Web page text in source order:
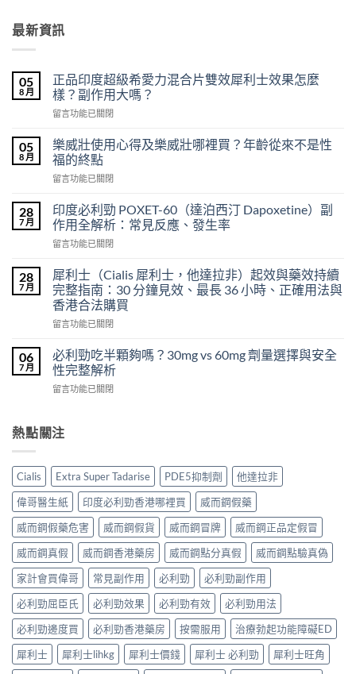
最新資訊
05
8 月
正品印度超級希愛力混合片雙效犀利士效果怎麼
樣？副作用大嗎？
在
品
印
度
超
希
愛
力
混
片
雙
效
犀
利
效
果
怎
麼
作
嗎？〉
中
留言功能已關閉
05
8 月
樂威壯使用心得及樂威壯哪裡買？年齡從來不是性
福的終點
在
威
壯
使
用
得
及
樂
威
壯
裡
買？
年
齡
不
福
的
終
點〉
中
留言功能已關閉
28
7 月
印度必利勁 POXET-60（達泊西汀 Dapoxetine）副
作用全解析：常見反應、發生率
在
度
必
利
勁
POXET-
泊
西
汀
Dapoxetine）
用
析：
常
見
反
應、
發
生
率〉
中
留言功能已關閉
28
7 月
犀利士（Cialis 犀利士，他達拉非）起效與藥效持續
完整指南：30 分鐘見效、最長 36 小時、正確用法與
香港合法購買
在
利
士
（Cialis
犀
他
非）
起
效
與
藥
效
持
續
完
整
指
南：
30
分
鐘
留言功能已關閉
06
7 月
必利勁吃半顆夠嗎？30mg vs 60mg 劑量選擇與安全
性完整解析
在
勁
吃
顆
夠
嗎？
30mg
vs
60mg
劑
量
選
擇
與
安
全
性
整
留言功能已關閉
熱點關注
Cialis Extra Super Tadarise PDE5抑制劑
他達拉非
偉哥醫生紙
印度必利勁香港哪裡買
威而鋼假藥
威而鋼假藥危害
威而鋼假貨 威而鋼冒牌
威而鋼正品定假冒
威而鋼真假
威而鋼香港藥房 威而鋼點分真假
威而鋼點驗真偽
家計會買偉哥
常見副作用 必利勁
必利勁副作用
必利勁屈臣氏
必利勁效果 必利勁有效
必利勁用法
必利勁邊度買
必利勁香港藥房 按需服用
治療勃起功能障礙ED
犀利士
犀利士lihkg 犀利士價錢 犀利士 必利勁
犀利士旺角